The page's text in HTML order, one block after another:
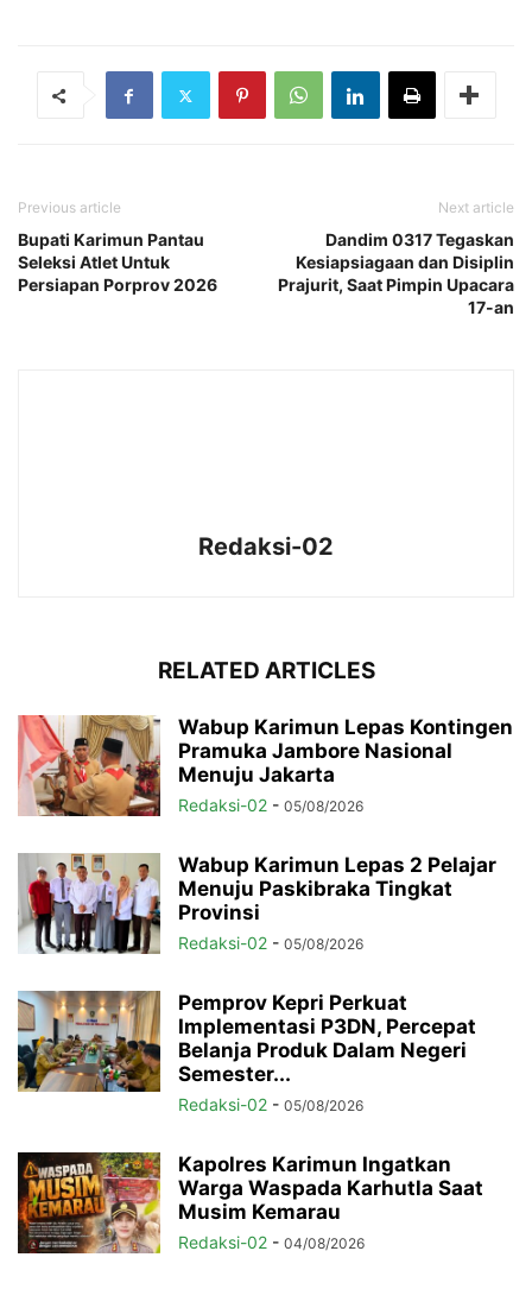
Previous article
Bupati Karimun Pantau
Seleksi Atlet Untuk
Persiapan Porprov 2026
Next article
Dandim 0317 Tegaskan
Kesiapsiagaan dan Disiplin
Prajurit, Saat Pimpin Upacara
17-an
Redaksi-02
RELATED ARTICLES
Wabup Karimun Lepas Kontingen
Pramuka Jambore Nasional
Menuju Jakarta
Redaksi-02 - 05/08/2026
Wabup Karimun Lepas 2 Pelajar
Menuju Paskibraka Tingkat
Provinsi
Redaksi-02 - 05/08/2026
Pemprov Kepri Perkuat
Implementasi P3DN, Percepat
Belanja Produk Dalam Negeri
Semester...
Redaksi-02 - 05/08/2026
Kapolres Karimun Ingatkan
Warga Waspada Karhutla Saat
Musim Kemarau
Redaksi-02 - 04/08/2026